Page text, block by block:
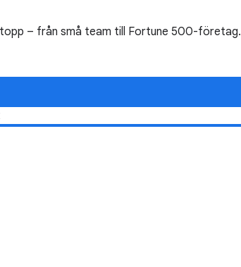
– från små team till Fortune 500-företag.